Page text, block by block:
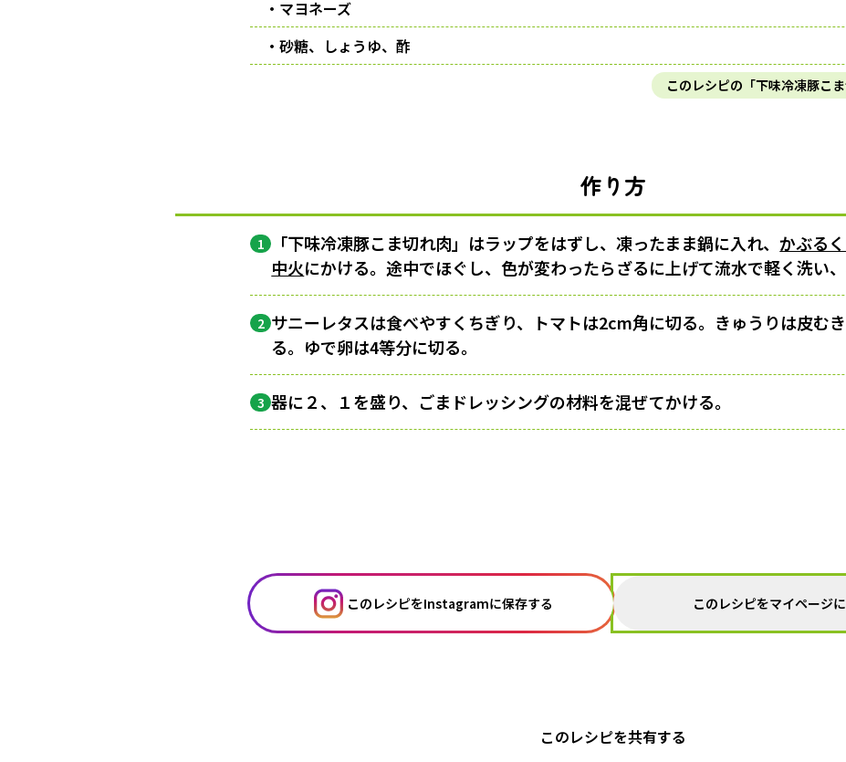
・マヨネーズ
・砂糖、しょうゆ、酢
このレシピの「下味冷凍豚こ
作り方
1 「下味冷凍豚こま切れ肉」はラップをはずし、凍ったまま鍋に入れ、かぶる
中火にかける。途中でほぐし、色が変わったらざるに上げて流水で軽く洗い、
2 サニーレタスは食べやすくちぎり、トマトは2cm角に切る。きゅうりは皮む
る。ゆで卵は4等分に切る。
3 器に２、１を盛り、ごまドレッシングの材料を混ぜてかける。
このレシピをInstagramに保存する このレシピをマイページ
このレシピを共有する